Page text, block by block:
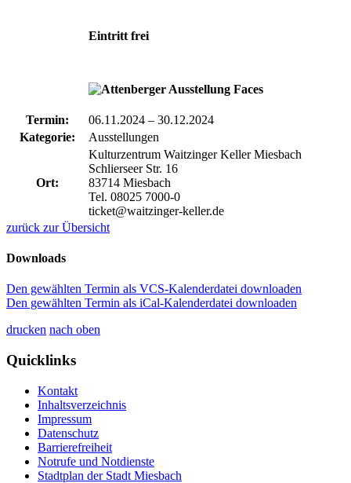
Eintritt frei
Termin: 06.11.2024 – 30.12.2024
Kategorie:
Ausstellungen
Ort:
Kulturzentrum Waitzinger Keller Miesbach
Schlierseer Str. 16
83714 Miesbach
Tel. 08025 7000-0
ticket@waitzinger-keller.de
zurück zur Übersicht
Downloads
Den gewählten Termin als VCS-Kalenderdatei downloaden
Den gewählten Termin als iCal-Kalenderdatei downloaden
drucken nach oben
Quicklinks
Kontakt
Inhaltsverzeichnis
Impressum
Datenschutz
Barrierefreiheit
Notrufe und Notdienste
Stadtplan der Stadt Miesbach